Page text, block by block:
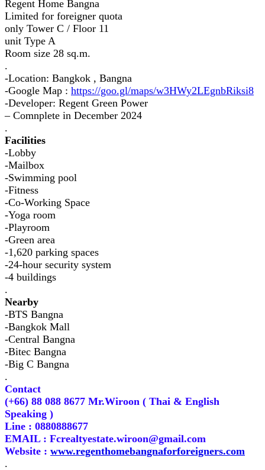
Regent Home Bangna
Limited for foreigner quota
only Tower C / Floor 11
unit Type A
Room size 28 sq.m.
.
-Location: Bangkok , Bangna
-Google Map : https://goo.gl/maps/w3HWy2LEgnbRiksi8
-Developer: Regent Green Power
– Comnplete in December 2024
.
Facilities
-Lobby
-Mailbox
-Swimming pool
-Fitness
-Co-Working Space
-Yoga room
-Playroom
-Green area
-1,620 parking spaces
-24-hour security system
-4 buildings
.
Nearby
-BTS Bangna
-Bangkok Mall
-Central Bangna
-Bitec Bangna
-Big C Bangna
.
Contact
(+66) 88 088 8677 Mr.Wiroon ( Thai & English
Speaking )
Line : 0880888677
EMAIL : Fcrealtyestate.wiroon@gmail.com
Website : www.regenthomebangnaforforeigners.com
.